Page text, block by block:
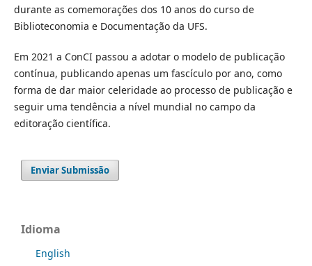
durante as comemorações dos 10 anos do curso de
Biblioteconomia e Documentação da UFS.
Em 2021 a ConCI passou a adotar o modelo de publicação
contínua, publicando apenas um fascículo por ano, como
forma de dar maior celeridade ao processo de publicação e
seguir uma tendência a nível mundial no campo da
editoração científica.
Enviar Submissão
Idioma
English